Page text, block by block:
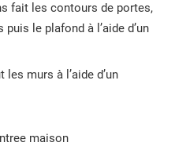
fait les contours de portes,
le plafond à l’aide d’un
murs à l’aide d’un